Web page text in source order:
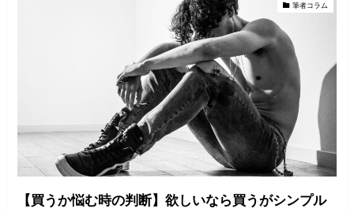
筆者コラム
【買うか悩む時の判断】欲しいなら買うがシンプル